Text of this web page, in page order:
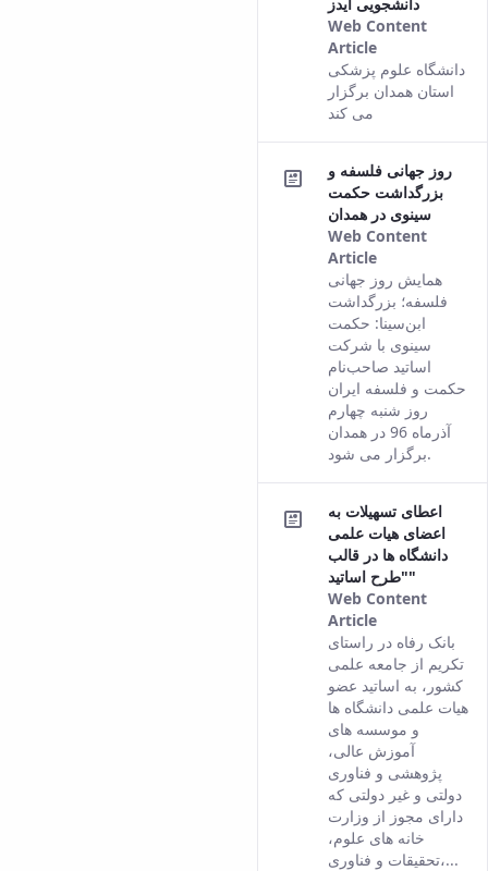
Web Content
Article
This result
comes from
the Persian
دانشگاه علوم پزشکی
استان همدان برگزار
می کند
روز جهانی فلسفه و
بزرگداشت حکمت
سینوی در همدان
Web Content
Article
This result
comes from
the Persian
version of
this content.
همایش روز جهانی
فلسفه؛ بزرگداشت
ابن‌سینا: حکمت
سینوی با شرکت
اساتید صاحب‌نام
حکمت و فلسفه ایران
روز شنبه چهارم
آذرماه 96 در همدان
برگزار می شود.
اعطای تسهیلات به
اعضای هیات علمی
دانشگاه ها در قالب
"طرح اساتید"
Web Content
Article
This result
comes from
the Persian
version of
بانک رفاه در راستای
تکریم از جامعه علمی
کشور، به اساتید عضو
هیات علمی دانشگاه ها
و موسسه های
آموزش عالی،
پژوهشی و فناوری
دولتی و غیر دولتی که
دارای مجوز از وزارت
خانه های علوم،
تحقیقات و فناوری،...